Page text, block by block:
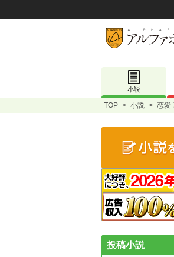
小説
TOP > 小説 > 恋愛
投稿小説